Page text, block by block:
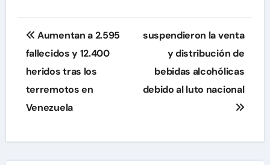
Navegación
de
entradas
Aumentan a 2.595
fallecidos y 12.400
heridos tras los
terremotos en
Venezuela
suspendieron la venta
y distribución de
bebidas alcohólicas
debido al luto nacional